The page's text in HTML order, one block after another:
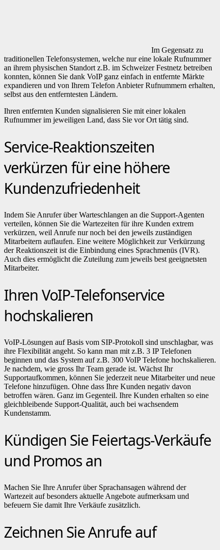
Im Gegensatz zu
traditionellen Telefonsystemen, welche nur eine lokale Rufnummer
an ihrem physischen Standort z.B. im Schweizer Festnetz betreiben
konnten, können Sie dank VoIP ganz einfach in entfernte Märkte
expandieren und von Ihrem Telefon Anbieter Rufnummern erhalten,
selbst aus den entferntesten Ländern.
Ihren entfernten Kunden signalisieren Sie mit einer lokalen
Rufnummer im jeweiligen Land, dass Sie vor Ort tätig sind.
Service-Reaktionszeiten
verkürzen für eine höhere
Kundenzufriedenheit
Indem Sie Anrufer über Warteschlangen an die Support-Agenten
verteilen, können Sie die Wartezeiten für ihre Kunden extrem
verkürzen, weil Anrufe nur noch bei den jeweils zuständigen
Mitarbeitern auflaufen. Eine weitere Möglichkeit zur Verkürzung
der Reaktionszeit ist die Einbindung eines Sprachmenüs (IVR).
Auch dies ermöglicht die Zuteilung zum jeweils best geeignetsten
Mitarbeiter.
Ihren VoIP-Telefonservice
hochskalieren​
VoIP-Lösungen auf Basis vom SIP-Protokoll sind unschlagbar, was
ihre Flexibilität angeht. So kann man mit z.B. 3 IP Telefonen
beginnen und das System auf z.B. 300 VoIP Telefone hochskalieren.
Je nachdem, wie gross Ihr Team gerade ist. Wächst Ihr
Supportaufkommen, können Sie jederzeit neue Mitarbeiter und neue
Telefone hinzufügen. Ohne dass Ihre Kunden negativ davon
betroffen wären. Ganz im Gegenteil. Ihre Kunden erhalten so eine
gleichbleibende Support-Qualität, auch bei wachsendem
Kundenstamm.
Kündigen Sie Feiertags-Verkäufe
und Promos an
Machen Sie Ihre Anrufer über Sprachansagen während der
Wartezeit auf besonders aktuelle Angebote aufmerksam und
befeuern Sie damit Ihre Verkäufe zusätzlich.
Zeichnen Sie Anrufe auf